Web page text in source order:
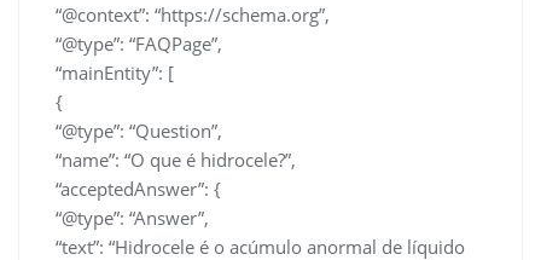
“@context”: “https://schema.org”,
“@type”: “FAQPage”,
“mainEntity”: [
{
“@type”: “Question”,
“name”: “O que é hidrocele?”,
“acceptedAnswer”: {
“@type”: “Answer”,
“text”: “Hidrocele é o acúmulo anormal de líquido